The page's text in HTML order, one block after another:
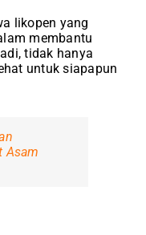
likopen yang
membantu
tidak hanya
untuk siapapun
Asam